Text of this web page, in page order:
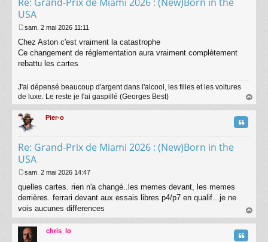
USA
e
s
s
e
sam. 2 mai 2026 11:11
Chez Aston c'est vraiment la catastrophe
Ce changement de réglementation aura vraiment complètement
rebattu les cartes
J'ai dépensé beaucoup d'argent dans l'alcool, les filles et les voitures
de luxe. Le reste je l'ai gaspillé (Georges Best)
au
Pier-o
Re: Grand-Prix de Miami 2026 : (New)Born in the
USA
Citation
e
s
s
g
e
sam. 2 mai 2026 14:47
quelles cartes. rien n'a changé..les memes devant, les memes
derrières. ferrari devant aux essais libres p4/p7 en qualif...je ne
vois aucunes differences
au
chris_lo Citation